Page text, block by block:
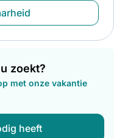
zoekt?
met onze vakantie
heeft